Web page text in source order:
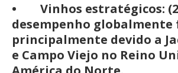
• Vinhos estratégicos:
desempenho globalmente
principalmente devido a
e Campo Viejo no Reino